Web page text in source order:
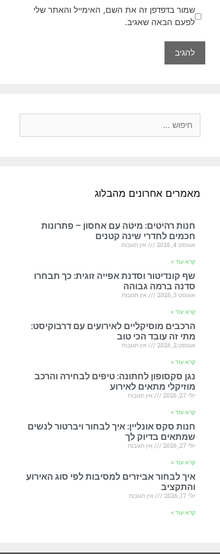
שמור בדפדפן זה את השם, האימייל והאתר שלי
לפעם הבאה שאגיב.
מאמרים אחרונים מהבלוג
חנות רהיטים: מיטה עם אחסון – פתרונות
חכמים לחדרי שינה קטנים
אוגוסט 4, 2026 אין תגובות
קרא עוד »
שף קונדיטור וסדנת אפייה זוגית: כך תבחרו
סדנה ברמה גבוהה
אוגוסט 3, 2026 אין תגובות
קרא עוד »
הרכבים מוסיקליים לאירועים עם דרבוקיסט:
מתי זה עובד הכי טוב
אוגוסט 2, 2026 אין תגובות
קרא עוד »
נגן סקסופון לחתונה: טיפים לבחירה והרכב
מוזיקלי מתאים לאירוע
יולי 27, 2026 אין תגובות
קרא עוד »
חנות סקס אונליין: איך לבחור ויברטור לנשים
שמתאים בדיוק לך
יולי 27, 2026 אין תגובות
קרא עוד »
איך לבחור אביזרים למסיבות לפי סוג האירוע
והתקציב
יולי 17, 2026 אין תגובות
קרא עוד »